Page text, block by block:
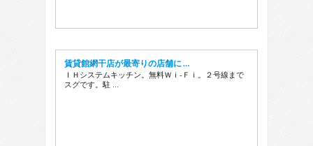
賃貸館網干店が最寄りの店舗に …
ＩＨシステムキッチン。無料Ｗｉ-Ｆｉ。２号線まで
スグです。駐 …